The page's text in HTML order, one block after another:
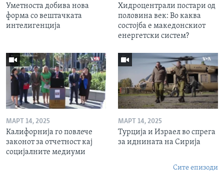
Уметноста добива нова
форма со вештачката
интелигенција
Хидроцентрали постари од
половина век: Во каква
состојба е македонскиот
енергетски систем?
МАРТ 14, 2025
Калифорнија го повлече
законот за отчетност кај
социјалните медиуми
МАРТ 14, 2025
Турција и Израел во спрега
за иднината на Сирија
Сите епизоди